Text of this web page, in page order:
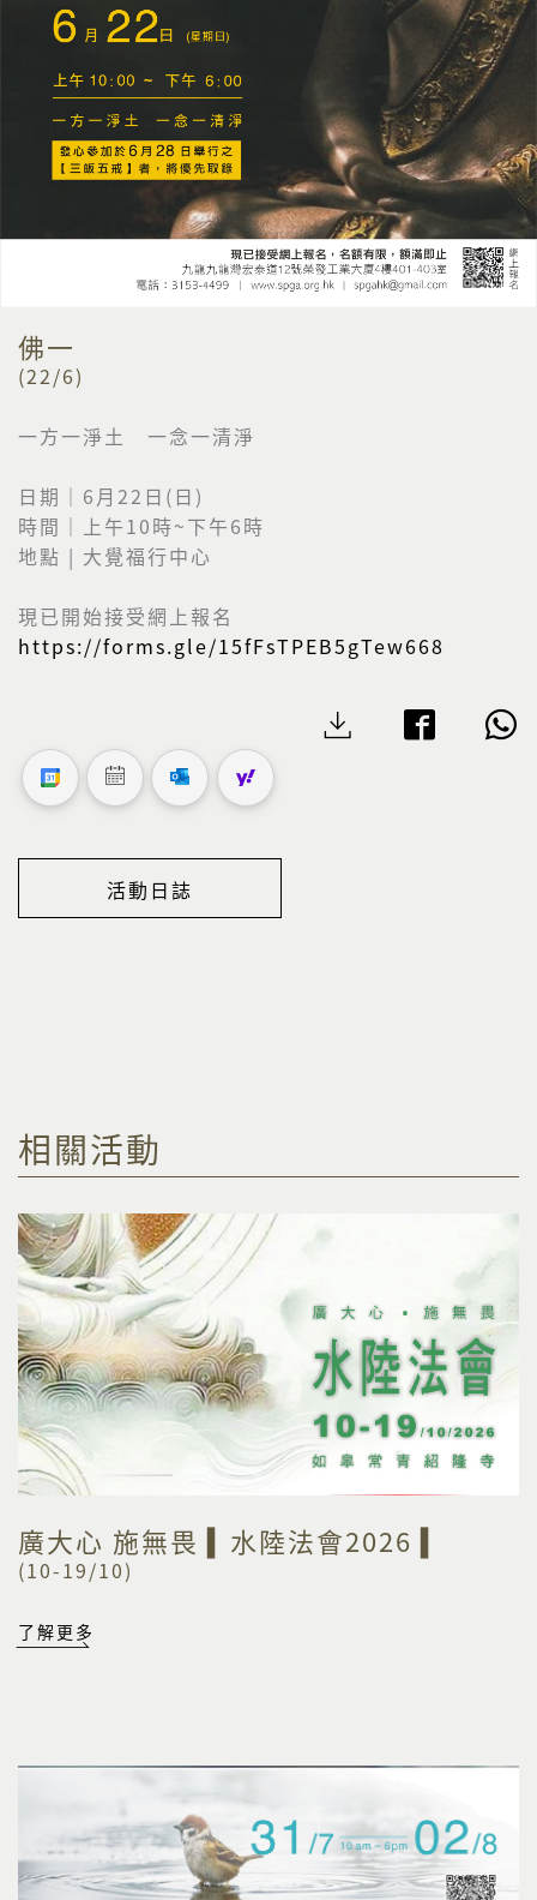
佛一
(22/6)
一方一淨土 一念一清淨
日期｜6月22日(日)
時間｜上午10時~下午6時
地點 | 大覺福行中心
現已開始接受網上報名
https://forms.gle/15fFsTPEB5gTew668
活動日誌
相關活動
廣大心 施無畏 ▍水陸法會2026 ▍
(10-19/10)
了解更多